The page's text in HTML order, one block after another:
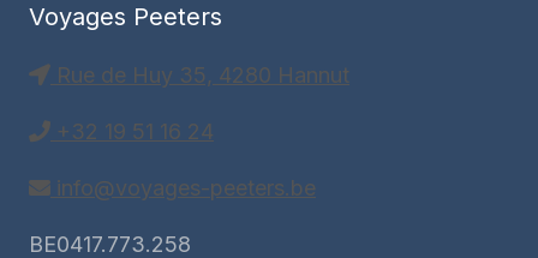
Voyages Peeters
Rue de Huy 35, 4280 Hannut
+32 19 51 16 24
info@voyages-peeters.be
BE0417.773.258